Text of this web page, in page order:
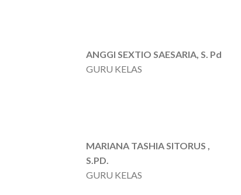
ANGGI SEXTIO SAESARIA, S. Pd
GURU KELAS
MARIANA TASHIA SITORUS ,
S.PD.
GURU KELAS